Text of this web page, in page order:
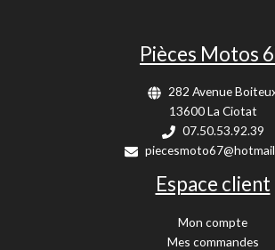
Pièces Motos
282 Avenue
13600 La Ciotat
07.50.53.92.39
Espace client
Mon compte
Mes commandes